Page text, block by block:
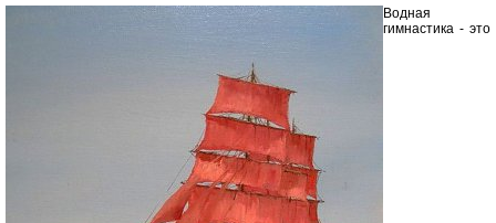
Водная
гимнастика - это